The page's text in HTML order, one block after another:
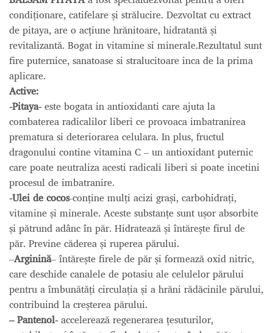
condiționare, catifelare și strălucire. Dezvoltat cu extract
de pitaya, are o acțiune hrănitoare, hidratantă și
revitalizantă. Bogat in vitamine si minerale.Rezultatul sunt
fire puternice, sanatoase si stralucitoare inca de la prima
aplicare.
Active:
-Pitaya-este bogata in antioxidanti care ajuta la
combaterea radicalilor liberi ce provoaca imbatranirea
prematura si deteriorarea celulara. In plus, fructul
dragonului contine vitamina C – un antioxidant puternic
care poate neutraliza acesti radicali liberi si poate incetini
procesul de imbatranire.
-Ulei de cocos-conține mulți acizi grași, carbohidrați,
vitamine și minerale. Aceste substanțe sunt ușor absorbite
și pătrund adânc în păr. Hidratează și întărește firul de
păr. Previne căderea și ruperea părului.
–Arginină– întărește firele de păr și formează oxid nitric,
care deschide canalele de potasiu ale celulelor părului
pentru a îmbunătăți circulația și a hrăni rădăcinile părului,
contribuind la creșterea părului.
– Pantenol-accelerează regenerarea țesuturilor,